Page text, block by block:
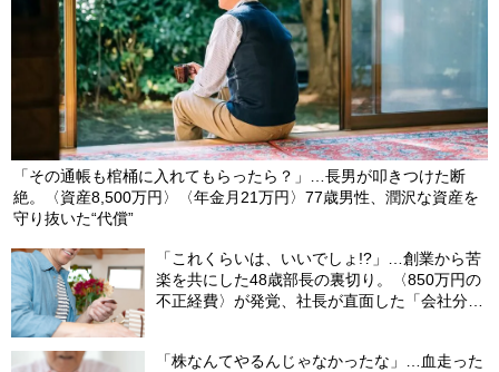
万円〉を贈与した70代女性、税務調査で自信満々に「贈与契約
書」提出も〈追徴課税100万円〉のワケ【税理士の助言】
2025/08/10
「その通帳も棺桶に入れてもらったら？」…長男が叩きつけた断
絶。〈資産8,500万円〉〈年金月21万円〉77歳男性、潤沢な資産を
守り抜いた“代償”
「これくらいは、いいでしょ!?」…創業から苦
楽を共にした48歳部長の裏切り。〈850万円の
不正経費〉が発覚、社長が直面した「会社分裂
「株なんてやるんじゃなかったな」…血走った